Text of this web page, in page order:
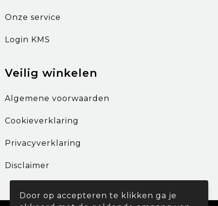
Onze service
Login KMS
Veilig winkelen
Algemene voorwaarden
Cookieverklaring
Privacyverklaring
Disclaimer
Door op accepteren te klikken ga je